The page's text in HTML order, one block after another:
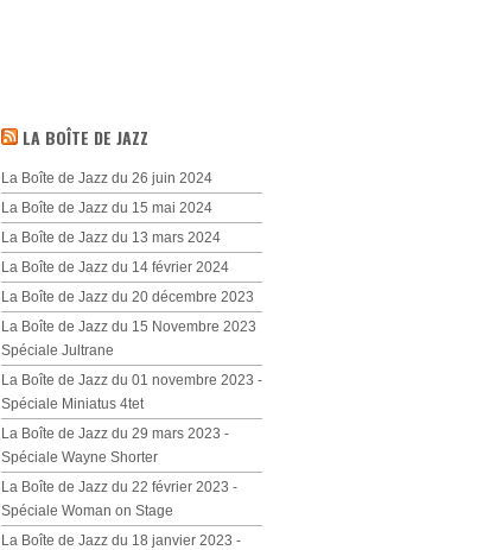
LA BOÎTE DE JAZZ
La Boîte de Jazz du 26 juin 2024
La Boîte de Jazz du 15 mai 2024
La Boîte de Jazz du 13 mars 2024
La Boîte de Jazz du 14 février 2024
La Boîte de Jazz du 20 décembre 2023
La Boîte de Jazz du 15 Novembre 2023
Spéciale Jultrane
La Boîte de Jazz du 01 novembre 2023 -
Spéciale Miniatus 4tet
La Boîte de Jazz du 29 mars 2023 -
Spéciale Wayne Shorter
La Boîte de Jazz du 22 février 2023 -
Spéciale Woman on Stage
La Boîte de Jazz du 18 janvier 2023 -